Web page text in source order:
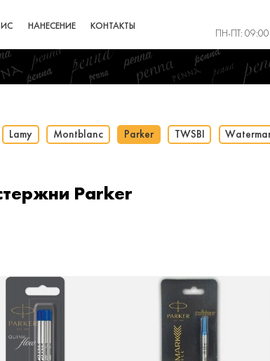
НАНЕСЕНИЕ КОНТАКТЫ
ПН-ПТ:
Lamy Montblanc Parker TWSBI
Parker